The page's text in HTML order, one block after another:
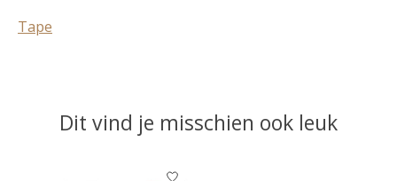
Tape
Dit vind je misschien ook leuk
Items van productcarrousel